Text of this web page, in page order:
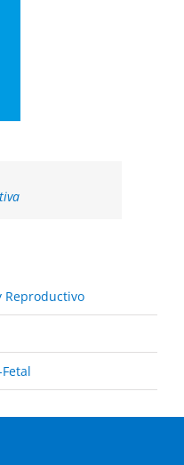
Reproductivo